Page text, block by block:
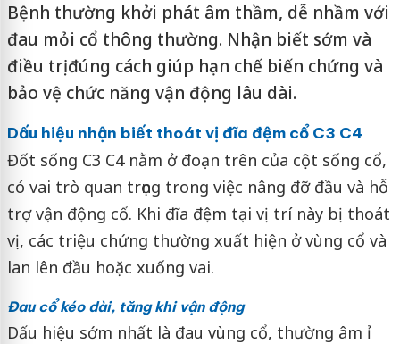
Bệnh thường khởi phát âm thầm, dễ nhầm với
đau mỏi cổ thông thường. Nhận biết sớm và
điều trị đúng cách giúp hạn chế biến chứng và
bảo vệ chức năng vận động lâu dài.
Dấu hiệu nhận biết thoát vị đĩa đệm cổ C3 C4
Đốt sống C3 C4 nằm ở đoạn trên của cột sống cổ,
có vai trò quan trọng trong việc nâng đỡ đầu và hỗ
trợ vận động cổ. Khi đĩa đệm tại vị trí này bị thoát
vị, các triệu chứng thường xuất hiện ở vùng cổ và
lan lên đầu hoặc xuống vai.
Đau cổ kéo dài, tăng khi vận động
Dấu hiệu sớm nhất là đau vùng cổ, thường âm ỉ